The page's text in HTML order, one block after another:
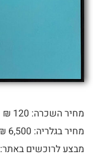
מחיר השכרה: 120 ₪
מחיר בגלריה: 6,500 ₪
מבצע לרוכשים באתר: